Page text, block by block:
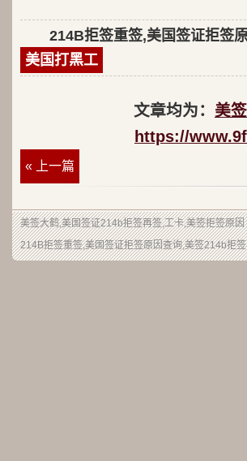
214B拒签重签,美国签证拒签
美国打黑工
文章均为： 美
https://
« 上一篇
美签大鹤,美国签证214b拒签再签,工卡,美签拒签原因
214B拒签重签,美国签证拒签原因查询,美签214b拒